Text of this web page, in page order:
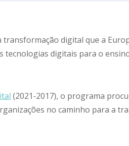
digital que a
tecnologias digitais para o
(2021-2017), o programa
no caminho para a